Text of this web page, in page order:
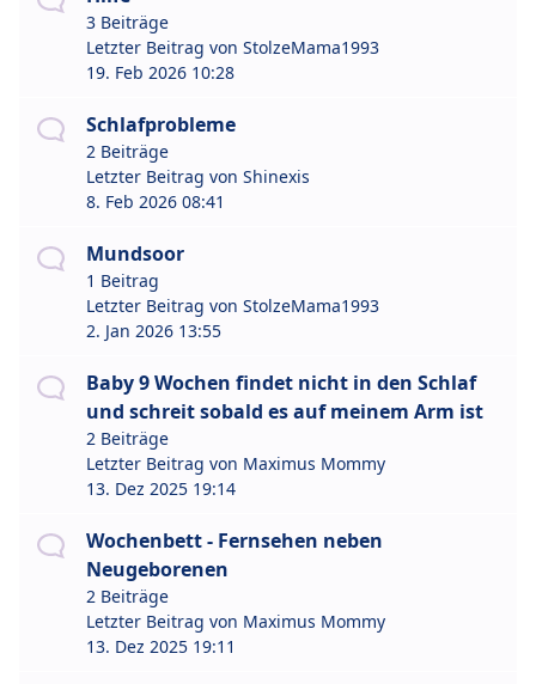
3 Beiträge
Letzter Beitrag von StolzeMama1993
19. Feb 2026 10:28
Schlafprobleme
2 Beiträge
Letzter Beitrag von Shinexis
8. Feb 2026 08:41
Mundsoor
1 Beitrag
Letzter Beitrag von StolzeMama1993
2. Jan 2026 13:55
Baby 9 Wochen findet nicht in den Schlaf
und schreit sobald es auf meinem Arm ist
2 Beiträge
Letzter Beitrag von Maximus Mommy
13. Dez 2025 19:14
Wochenbett - Fernsehen neben
Neugeborenen
2 Beiträge
Letzter Beitrag von Maximus Mommy
13. Dez 2025 19:11